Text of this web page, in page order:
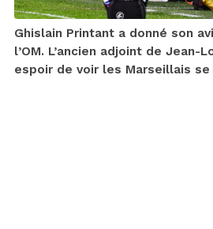
Ghislain Printant a donné son
l’OM. L’ancien adjoint de Jean-
espoir de voir les Marseillais